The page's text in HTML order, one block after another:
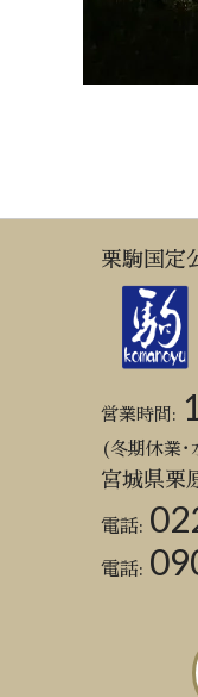
栗駒国定
営業時間:
(冬期休業･
宮城県栗
電話:
電話: